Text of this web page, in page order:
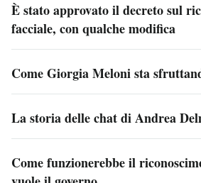
È stato approvato il decreto sul
facciale, con qualche modifica
Come Giorgia Meloni sta
La storia delle chat di Andrea
Come funzionerebbe il